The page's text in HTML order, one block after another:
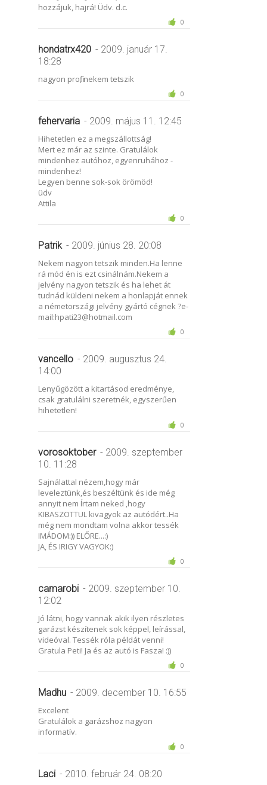
hozzájuk, hajrá! Üdv. d.c.
0
hondatrx420 - 2009. január 17.
18:28
nagyon profi, nekem tetszik
0
fehervaria - 2009. május 11. 12:45
Hihetetlen ez a megszállottság!
Mert ez már az szinte. Gratulálok
mindenhez autóhoz, egyenruhához -
mindenhez!
Legyen benne sok-sok örömöd!
üdv
Attila
0
Patrik - 2009. június 28. 20:08
Nekem nagyon tetszik minden.Ha lenne
rá mód én is ezt csinálnám.Nekem a
jelvény nagyon tetszik és ha lehet át
tudnád küldeni nekem a honlapját ennek
a németországi jelvény gyártó cégnek ?e-
mail:hpati23@hotmail.com
0
vancello - 2009. augusztus 24.
14:00
Lenyűgözött a kitartásod eredménye,
csak gratulálni szeretnék, egyszerűen
hihetetlen!
0
vorosoktober - 2009. szeptember
10. 11:28
Sajnálattal nézem,hogy már
leveleztünk,és beszéltünk és ide még
annyit nem Írtam neked ,hogy
KIBASZOTTUL kivagyok az autódért..Ha
még nem mondtam volna akkor tessék
IMÁDOM:)) ELŐRE...:)
JA, ÉS IRIGY VAGYOK:)
0
camarobi - 2009. szeptember 10.
12:02
Jó látni, hogy vannak akik ilyen részletes
garázst készítenek sok képpel, leírással,
videóval. Tessék róla példát venni!
Gratula Peti! Ja és az autó is Fasza! :))
0
Madhu - 2009. december 10. 16:55
Excelent
Gratulálok a garázshoz nagyon
informatív.
0
Laci - 2010. február 24. 08:20